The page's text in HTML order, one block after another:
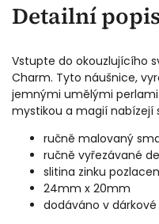
Detailní
Vstupte do okouzlujícího
Charm. Tyto náušnice,
jemnými umělými
mystikou a magií nabízejí
ručně malovaný
ručně vyřezávané
slitina zinku
24mm x 20mm
dodáváno v